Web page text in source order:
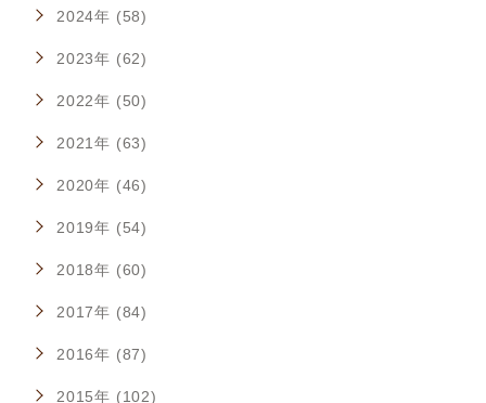
2024年 (58)
2023年 (62)
2022年 (50)
2021年 (63)
2020年 (46)
2019年 (54)
2018年 (60)
2017年 (84)
2016年 (87)
2015年 (102)